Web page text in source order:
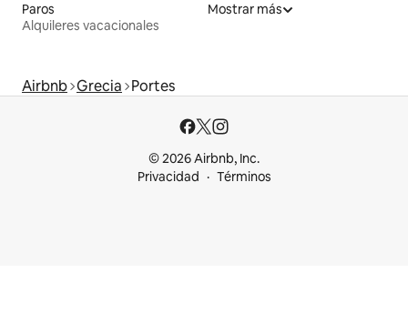
Paros
Alquileres vacacionales
Mostrar más
Airbnb Grecia Portes
© 2026 Airbnb, Inc.
Privacidad
Términos